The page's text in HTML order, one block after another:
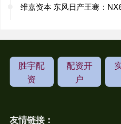
维嘉资本 东风日产王骞：
胜宇配
资
配资开
户
友情链接：